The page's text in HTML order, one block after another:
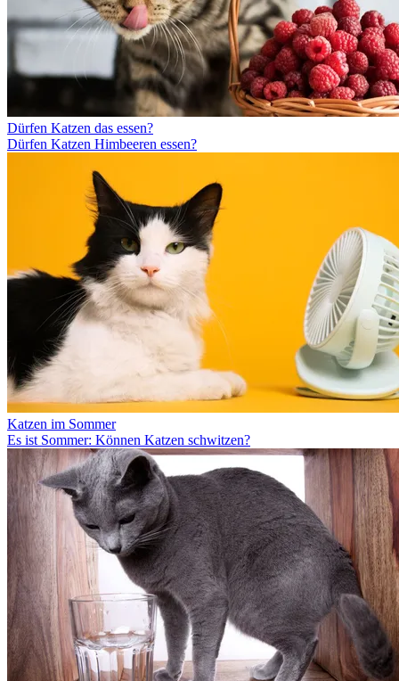
Dürfen Katzen das essen?
Dürfen Katzen Himbeeren essen?
Katzen im Sommer
Es ist Sommer: Können Katzen schwitzen?